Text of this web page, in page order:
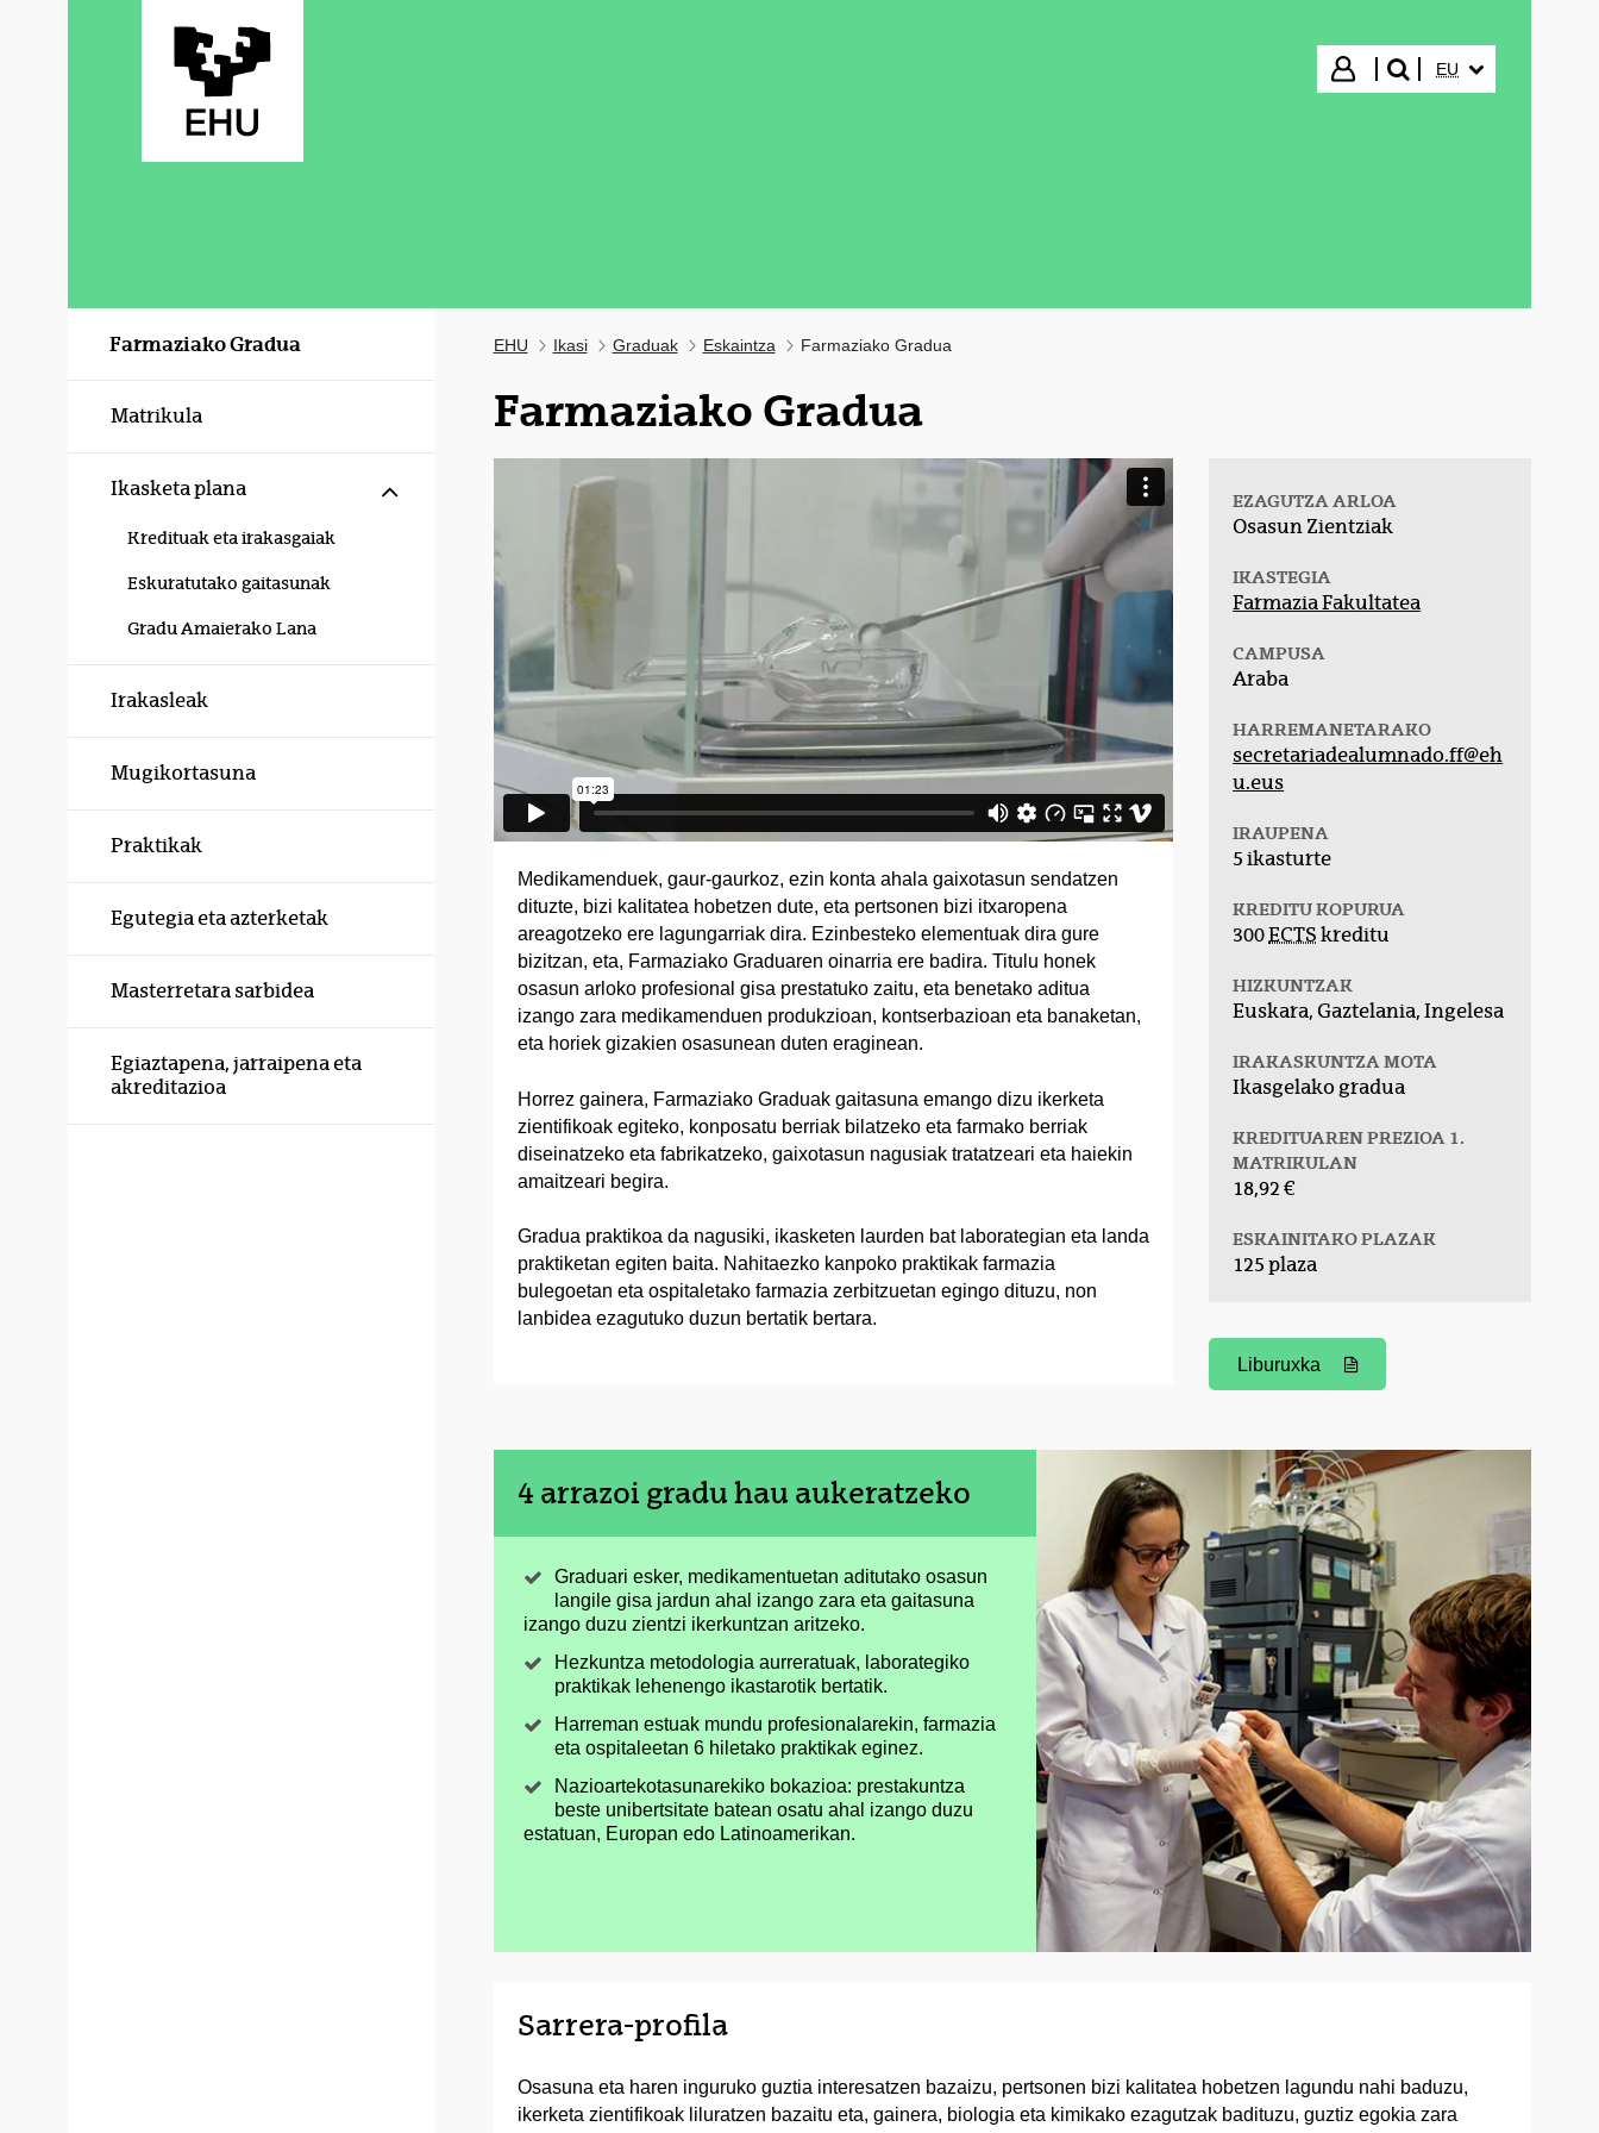
Hasi saioa
bilatu"
EU
Farmaziako Gradua
Matrikula
Ikasketa plana Erakutsi/izkutatu azpiorriak
Kredituak eta irakasgaiak
Eskuratutako gaitasunak
Gradu Amaierako Lana
Irakasleak
Mugikortasuna
Praktikak
Egutegia eta azterketak
Masterretara sarbidea
Egiaztapena, jarraipena eta
akreditazioa
EHU Ikasi Graduak Eskaintza Farmaziako Gradua
Farmaziako Gradua
Medikamenduek, gaur-gaurkoz, ezin konta ahala gaixotasun sendatzen
dituzte, bizi kalitatea hobetzen dute, eta pertsonen bizi itxaropena
areagotzeko ere lagungarriak dira. Ezinbesteko elementuak dira gure
bizitzan, eta, Farmaziako Graduaren oinarria ere badira. Titulu honek
osasun arloko profesional gisa prestatuko zaitu, eta benetako aditua
izango zara medikamenduen produkzioan, kontserbazioan eta banaketan,
eta horiek gizakien osasunean duten eraginean.
Horrez gainera, Farmaziako Graduak gaitasuna emango dizu ikerketa
zientifikoak egiteko, konposatu berriak bilatzeko eta farmako berriak
diseinatzeko eta fabrikatzeko, gaixotasun nagusiak tratatzeari eta haiekin
amaitzeari begira.
Gradua praktikoa da nagusiki, ikasketen laurden bat laborategian eta landa
praktiketan egiten baita. Nahitaezko kanpoko praktikak farmazia
bulegoetan eta ospitaletako farmazia zerbitzuetan egingo dituzu, non
lanbidea ezagutuko duzun bertatik bertara.
EZAGUTZA ARLOA
Osasun Zientziak
IKASTEGIA
Farmazia Fakultatea
CAMPUSA
Araba
HARREMANETARAKO
secretariadealumnado.ff@eh
u.eus
IRAUPENA
5 ikasturte
KREDITU KOPURUA
300ECTS kreditu
HIZKUNTZAK
Euskara, Gaztelania, Ingelesa
IRAKASKUNTZA MOTA
Ikasgelako gradua
KREDITUAREN PREZIOA 1.
MATRIKULAN
18,92 €
ESKAINITAKO PLAZAK
125 plaza
(Beste leiho bat zabalduko du)
Liburuxka
4 arrazoi gradu hau aukeratzeko
Graduari esker, medikamentuetan aditutako osasun
langile gisa jardun ahal izango zara eta gaitasuna
izango duzu zientzi ikerkuntzan aritzeko.
Hezkuntza metodologia aurreratuak, laborategiko
praktikak lehenengo ikastarotik bertatik.
Harreman estuak mundu profesionalarekin, farmazia
eta ospitaleetan 6 hiletako praktikak eginez.
Nazioartekotasunarekiko bokazioa: prestakuntza
beste unibertsitate batean osatu ahal izango duzu
estatuan, Europan edo Latinoamerikan.
Sarrera-profila
Osasuna eta haren inguruko guztia interesatzen bazaizu, pertsonen bizi kalitatea hobetzen lagundu nahi baduzu,
ikerketa zientifikoak liluratzen bazaitu eta, gainera, biologia eta kimikako ezagutzak badituzu, guztiz egokia zara